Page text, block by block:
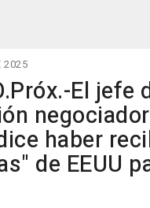
2025
El jefe
haber
de EEUU